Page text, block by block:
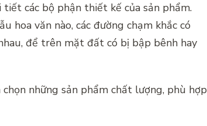
các bộ phận thiết kế của sản phẩm.
hoa văn nào, các đường chạm khắc có
để trên mặt đất có bị bập bênh hay
những sản phẩm chất lượng, phù hợp